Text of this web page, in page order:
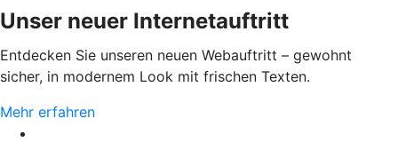
Unser neuer Internetauftritt
Entdecken Sie unseren neuen Webauftritt – gewohnt
sicher, in modernem Look mit frischen Texten.
Mehr erfahren